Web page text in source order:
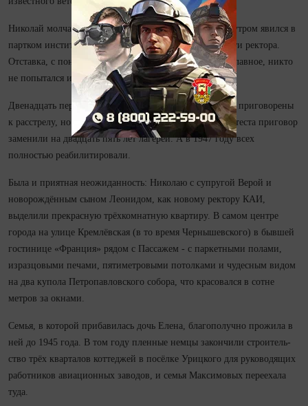
Николай молча забрал свой чемоданчик из вагона. А утром явился в
партком института и попросил об отставке с должности ректора.
Отставка, с пониманием ситуации, была принята, и, главное, никто
не попытался искать связь с газетной пуб­ликацией.
Двена­дцать перечисленных в газете обвиняемых были приговорены
к расстрелу, но через три недели после поданного протеста приговор
заменили на два­дцать пять лет лагерей. А в 1947 году всех
полностью реабилитировали.
Была и приятная не­ожи­данность: Николаю с супругой Верой и
новорождённым сыном Лео­нидом, как новому ректору КАИ,
выделили прекрасную трёхкомнатную квартиру. В самом центре
города на улице Кремлёвская (в то время Чернышевского) в бывшей
гостинице «Франция» рядом с Пассажем - с паркетными полами,
изразцовыми печами, пятиметровыми потолками и чудесным видом
на два купола Петропавловского собора, что красовался в сотне
метров за окнами.
Семья, в которой прибавилась дочь Елена, благополучно прожила в
ней до 1945 года. В том году пленные немцы закончили строи­тель­
ство трёх кварталов коттеджей в посёлке Урицкого для руководящих
работников авиационных заводов, и семья Максимовых переехала
туда.